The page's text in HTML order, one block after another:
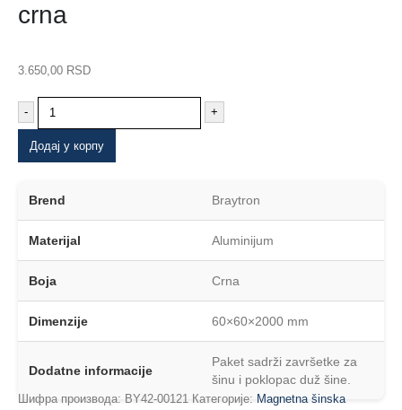
crna
3.650,00 RSD
- +
Додај у корпу
Brend Braytron
Materijal Aluminijum
Boja Crna
Dimenzije 60×60×2000 mm
Dodatne informacije
Paket sadrži završetke za
šinu i poklopac duž šine.
Шифра производа: BY42-00121 Категорије: Magnetna šinska